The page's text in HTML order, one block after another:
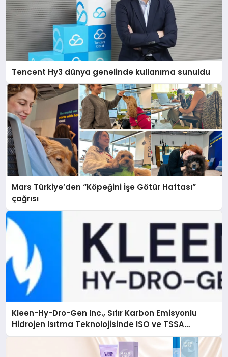
Tencent Hy3 dünya genelinde kullanıma sunuldu
Mars Türkiye’den “Köpeğini İşe Götür Haftası”
çağrısı
Kleen-Hy-Dro-Gen Inc., Sıfır Karbon Emisyonlu
Hidrojen Isıtma Teknolojisinde ISO ve TSSA
Düzenleyici Onaylarını Aldı